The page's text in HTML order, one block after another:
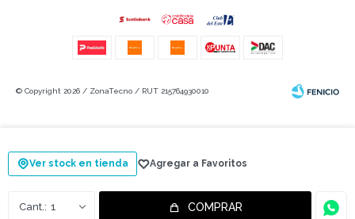
Ver stock en tienda
1 COMPRAR
© Copyright 2026 / ZonaTecno / RUT 215764930010